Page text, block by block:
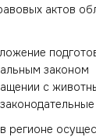
актов
законом
с
регионе